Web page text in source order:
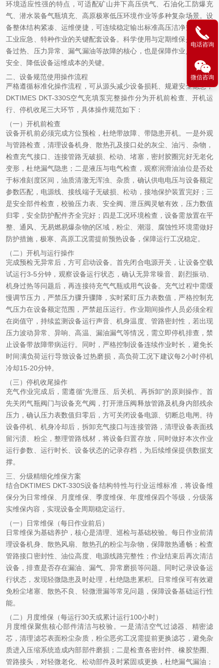
环境适应性强的特点，可适配矿山井下高压供气、石油化工防爆充
气、潜水装备气瓶填充、高原极寒低压环境作业等多种复杂场景。设
备整体结构紧凑、运维便捷，可连续稳定输出标准高压洁净空气，是
工业应急、特种作业的关键配套设备。科学使用与定期维保是规避设
备过热、压力异常、漏气漏油等故障的核心，也是保障作业人员人身
安全、降低设备运维成本的关键。
二、设备规范使用操作流程
严格遵循标准化操作流程，可从源头减少设备损耗、规避安全隐患，
DKTIMES DKT-330S空气充填泵完整操作分为开机前检查、开机运
行、停机收尾三大环节，具体操作规范如下：
（一）开机前检查
设备开机前必须完成方位预检，杜绝带故障、带隐患开机。一是外观
与管路检查，清理设备机身、散热孔及接口处的灰尘、油污、杂物，
检查充气接口、连接管路无破损、松动、堵塞，密封胶圈完好无老化
变形，杜绝漏气隐患；二是液压与电气检查，观察润滑油油位是否处
于标准刻度区间，油质清澈无浑浊、杂质，确认供电电压与设备额定
参数匹配，电源线、接线端子无破损、松动，接地保护装置完好；三
是安全部件检查，校验压力表、安全阀、泄压阀灵敏有效，压力数值
归零，安全防护配件齐全完好；四是工况环境检查，设备需放置在平
整、通风、无易燃易爆杂物的区域，粉尘、潮湿、腐蚀性环境需做好
防护措施，极寒、高原工况需提前预热设备，保障运行工况稳定。
（二）开机与运行操作
完成预检无异常后，方可启动设备。首先闭合电源开关，让设备空载
试运行3-5分钟，观察设备运行状态，确认无异常噪音、剧烈振动、
机身过热等问题后，再连接待充气气瓶或用气设备。充气过程中需缓
慢调节压力，严禁压力骤升骤降，实时紧盯压力表数值，严格控制充
气压力在设备额定范围，严禁超压运行。作业期间操作人员必须全程
在岗值守，持续监测设备运行声音、机身温度、管路密封性，若出现
压力波动异常、异响、高温、漏油漏气等情况，需立即停机排查，禁
止设备带故障带病运行。同时，严格控制设备连续作业时长，避免长
时间满负荷运行导致设备过热磨损，高负荷工况下建议每2小时停机
冷却15-20分钟。
（三）停机收尾操作
充气作业完成后，需遵循“先泄压、后关机、再拆卸"的原则操作。首
先关闭气瓶阀门与设备充气阀，打开泄压阀释放管路及机身内部残余
压力，确认压力表数值归零后，方可关闭设备电源、切断总电闸。待
设备停机、机身冷却后，拆卸充气接口与连接管路，清理设备表面残
留污渍、粉尘，整理管路线材，将设备归置存放，同时做好本次作业
运行参数、运行时长、设备状态的记录存档，为后续维保提供数据支
撑。
三、分级精细化维保方案
结合DKTIMES DKT-330S设备结构特性与行业运维标准，将设备维
保分为日常维保、月度维保、季度维保、年度维保四个等级，分级落
实维保内容，实现设备全周期稳定运行。
（一）日常维保（每日作业前后）
日常维保为基础养护，核心是清理、巡检与基础校验。每日作业前清
理设备机身、散热风扇、散热孔的粉尘与杂物，保障散热通畅；检查
管路接口密封性、油位高度、电源线路完整性；作业结束后再次清洁
设备，排查是否存在漏油、漏气、异常磨损等问题。同时记录设备运
行状态，发现轻微隐患及时处理，杜绝隐患累积。日常维保可有效避
免粉尘堵塞、散热不良、轻微泄漏等常见问题，保障设备基础运行性
能。
（二）月度维保（每运行30天或累计运行100小时）
月度维保聚焦核心部件清洁与校验。一是清洁空气过滤器、精密滤
芯，清理滤芯表面粉尘杂质，粉尘恶劣工况需提前更换滤芯，避免杂
质进入压缩系统造成内部部件磨损；二是检查各密封件、橡胶垫圈、
管路接头，对轻微老化、松动部件及时紧固或更换，杜绝漏气漏油；
电话咨询
微信咨询